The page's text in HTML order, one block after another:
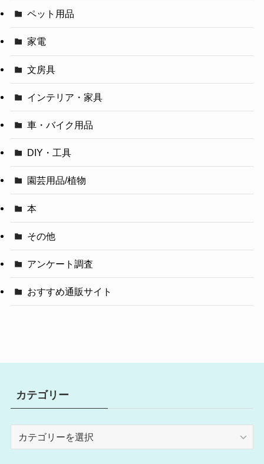
ペット用品
家電
文房具
インテリア・家具
車・バイク用品
DIY・工具
園芸用品/植物
本
その他
アンケート調査
おすすめ通販サイト
カテゴリー